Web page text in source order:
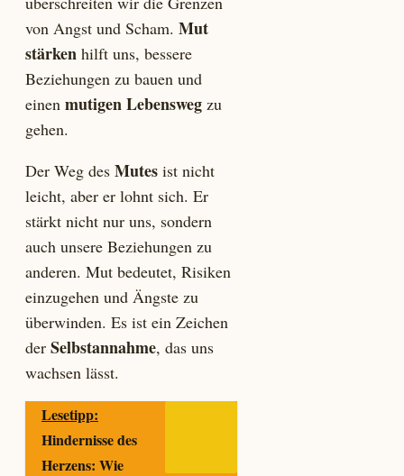
von Angst und Scham. Mut
stärken hilft uns, bessere
Beziehungen zu bauen und
einen mutigen Lebensweg zu
gehen.
Der Weg des Mutes ist nicht
leicht, aber er lohnt sich. Er
stärkt nicht nur uns, sondern
auch unsere Beziehungen zu
anderen. Mut bedeutet, Risiken
einzugehen und Ängste zu
überwinden. Es ist ein Zeichen
der Selbstannahme, das uns
wachsen lässt.
Lesetipp:
Hindernisse des
Herzens: Wie